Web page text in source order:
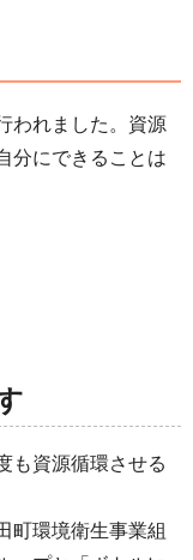
われました。資源
分にできることは
も資源循環させる
町環境衛生事業組